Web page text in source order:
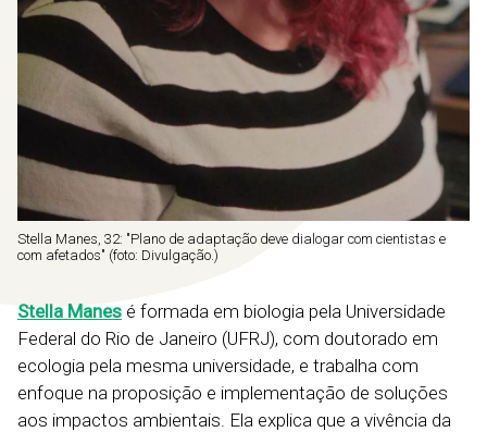
Stella Manes, 32: "Plano de adaptação deve dialogar com cientistas e
com afetados" (foto: Divulgação.)
Stella Manes é formada em biologia pela Universidade
Federal do Rio de Janeiro (UFRJ), com doutorado em
ecologia pela mesma universidade, e trabalha com
enfoque na proposição e implementação de soluções
aos impactos ambientais. Ela explica que a vivência da